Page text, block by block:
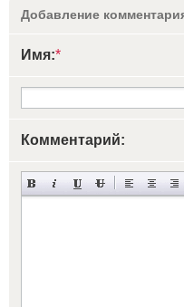
Добавление
Имя:*
Комментарий: